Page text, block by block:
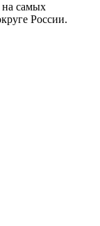
самых
России.